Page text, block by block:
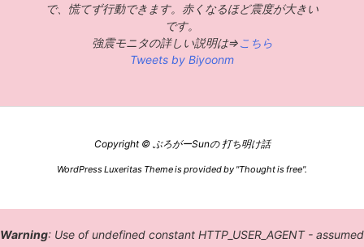
で、慌てず行動できます。赤くなるほど震度が大きい
です。
強震モニタの詳しい説明は⇒こちら
Tweets by Biyoonm
Copyright © ぶろがーSunの 打ち明け話
WordPress Luxeritas Theme is provided by "Thought is free".
Warning: Use of undefined constant HTTP_USER_AGENT - assumed